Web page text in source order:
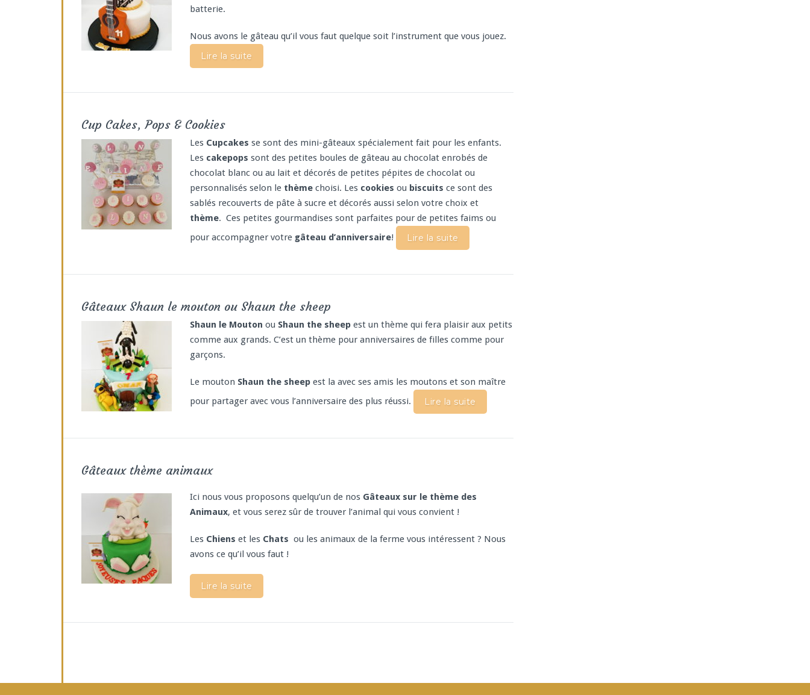
batterie.
Nous avons le gâteau qu’il vous faut quelque soit l’instrument que vous jouez.
Lire la suite
Cup Cakes, Pops & Cookies
Les Cupcakes se sont des mini-gâteaux spécialement fait pour les enfants.
Les cakepops sont des petites boules de gâteau au chocolat enrobés de
chocolat blanc ou au lait et décorés de petites pépites de chocolat ou
personnalisés selon le thème choisi. Les cookies ou biscuits ce sont des
sablés recouverts de pâte à sucre et décorés aussi selon votre choix et
thème. Ces petites gourmandises sont parfaites pour de petites faims ou
pour accompagner votre gâteau d’anniversaire! Lire la suite
Gâteaux Shaun le mouton ou Shaun the sheep
Shaun le Mouton ou Shaun the sheep est un thème qui fera plaisir aux petits
comme aux grands. C’est un thème pour anniversaires de filles comme pour
garçons.
Le mouton Shaun the sheep est la avec ses amis les moutons et son maître
pour partager avec vous l’anniversaire des plus réussi.
Lire la suite
Gâteaux thème animaux
Ici nous vous proposons quelqu’un de nos Gâteaux sur le thème des
Animaux, et vous serez sûr de trouver l’animal qui vous convient !
Les Chiens et les Chats ou les animaux de la ferme vous intéressent ? Nous
avons ce qu’il vous faut !
Lire la suite